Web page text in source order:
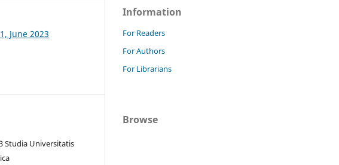
June 2023
Studia Universitatis
Information
For Readers
For Authors
For Librarians
Browse